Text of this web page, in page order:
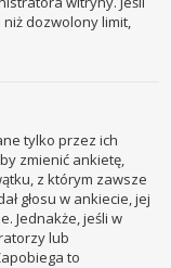
dozwolony limit,
tylko przez ich
zmienić ankietę,
z którym zawsze
głosu w ankiecie, jej
Jednakże, jeśli w
lub
to